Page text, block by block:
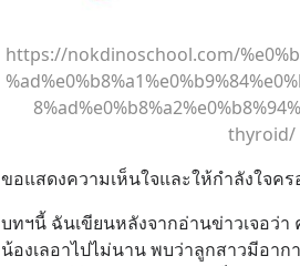
https://nokdinoschool.com/
thyroid/
ขอแสดงความเห็นใจและให้กำลังใจค
บทฯนี้ ฉันเขียนหลังจากอ่านข่าวเจอว่
น้องเลอาไปไม่นาน พบว่าลูกสาวมีอา